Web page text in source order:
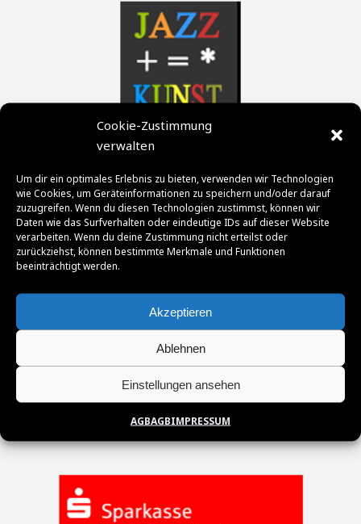
Cookie-Zustimmung
verwalten
Um dir ein optimales Erlebnis zu bieten, verwenden wir Technologien
wie Cookies, um Geräteinformationen zu speichern und/oder darauf
zuzugreifen. Wenn du diesen Technologien zustimmst, können wir
Daten wie das Surfverhalten oder eindeutige IDs auf dieser Website
verarbeiten. Wenn du deine Zustimmung nicht erteilst oder
zurückziehst, können bestimmte Merkmale und Funktionen
beeinträchtigt werden.
Akzeptieren
Ablehnen
Einstellungen ansehen
AGBAGBIMPRESSUM